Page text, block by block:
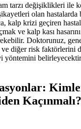
tarzı değişiklikleri ile
olan
kalp krizi geçiren
ve kalp kası
Doktorunuz,
diğer risk faktörlerini
yöntemini
Kaçınmalı?